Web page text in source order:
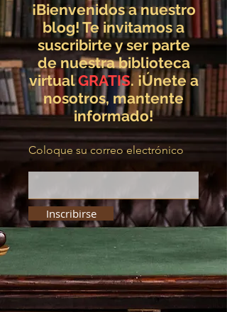
¡Bienvenidos a nuestro
blog! Te invitamos a
suscribirte y ser parte
de nuestra biblioteca
virtualGRATIS. ¡Únete a
nosotros, mantente
informado!
Coloque su correo electrónico
Inscribirse